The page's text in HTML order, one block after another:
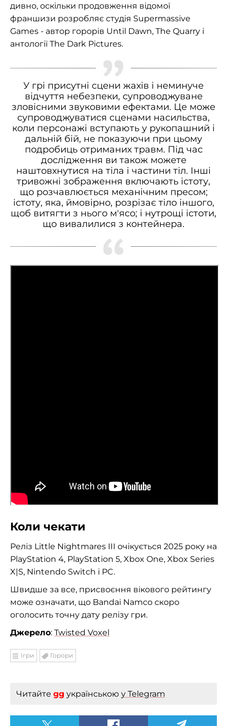
дивно, оскільки продовження відомої
франшизи розробляє студія Supermassive
Games - автор горорів Until Dawn, The Quarry і
антології The Dark Pictures.
У грі присутні сцени жахів і неминуче
відчуття небезпеки, супроводжуване
зловісними звуковими ефектами. Це може
супроводжуватися сценами насильства,
коли персонажі вступають у рукопашний і
дальній бій, не показуючи при цьому
подробиць отриманих травм. Під час
дослідження ви також можете
наштовхнутися на тіла і частини тіл. Інші
тривожні зображення включають істоту,
що розчавлюється механічним пресом;
істоту, яка, ймовірно, розрізає тіло іншого,
щоб витягти з нього м'ясо; і нутрощі істоти,
що вивалилися з контейнера.
Коли чекати
Реліз Little Nightmares III очікується 2025 року на
PlayStation 4, PlayStation 5, Xbox One, Xbox Series
X|S, Nintendo Switch і PC.
Швидше за все, присвоєння вікового рейтингу
може означати, що Bandai Namco скоро
оголосить точну дату релізу гри.
Джерело: Twisted Voxel
Ігри Горори
Читайте gg українською у Telegram